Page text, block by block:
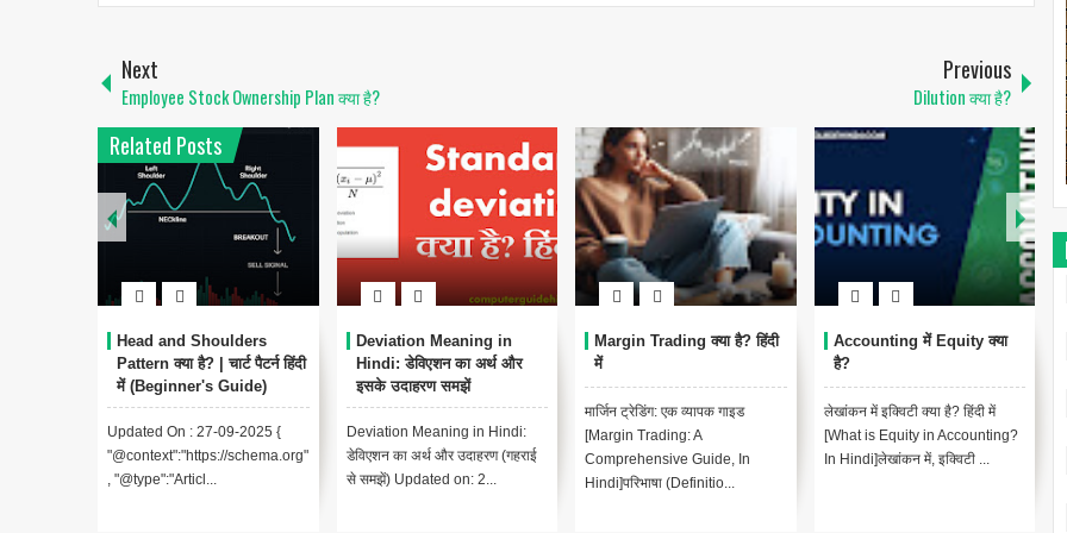
Next
Employee Stock Ownership Plan क्या है?
Previous
Dilution क्या है?
Related Posts
Head and Shoulders
Pattern क्या है? | चार्ट पैटर्न हिंदी
में (Beginner's Guide)
Updated On : 27-09-2025 {
"@context":"https://schema.org"
, "@type":"Articl...
Deviation Meaning in
Hindi: डेविएशन का अर्थ और
इसके उदाहरण समझें
Deviation Meaning in Hindi:
डेविएशन का अर्थ और उदाहरण (गहराई
से समझें) Updated on: 2...
Margin Trading क्या है? हिंदी
में
मार्जिन ट्रेडिंग: एक व्यापक गाइड
[Margin Trading: A
Comprehensive Guide, In
Hindi]परिभाषा (Definitio...
Accounting में Equity क्या
है?
लेखांकन में इक्विटी क्या है? हिंदी में
[What is Equity in Accounting?
In Hindi]लेखांकन में, इक्विटी ...